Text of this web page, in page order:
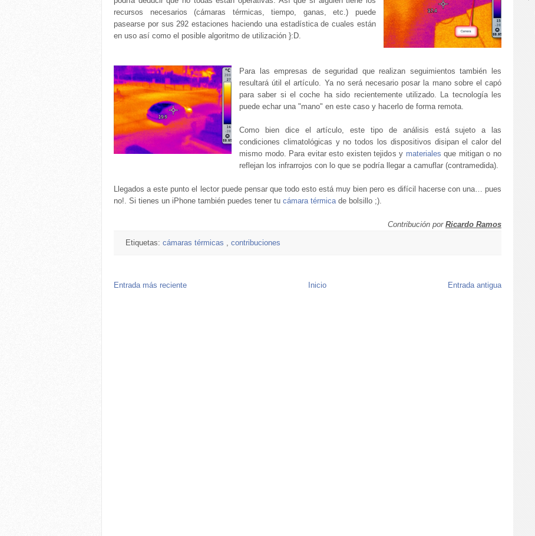
recursos necesarios (cámaras térmicas, tiempo, ganas, etc.) puede
pasearse por sus 292 estaciones haciendo una estadística de cuales están
en uso así como el posible algoritmo de utilización }:D.
Para las empresas de seguridad que realizan seguimientos también les
resultará útil el artículo. Ya no será necesario posar la mano sobre el capó
para saber si el coche ha sido recientemente utilizado. La tecnología les
puede echar una "mano" en este caso y hacerlo de forma remota.
Como bien dice el artículo, este tipo de análisis está sujeto a las
condiciones climatológicas y no todos los dispositivos disipan el calor del
mismo modo. Para evitar esto existen tejidos y materiales que mitigan o no
reflejan los infrarrojos con lo que se podría llegar a camuflar (contramedida).
Llegados a este punto el lector puede pensar que todo esto está muy bien pero es difícil hacerse con una… pues
no!. Si tienes un iPhone también puedes tener tu cámara térmica de bolsillo ;).
Contribución por Ricardo Ramos
Etiquetas: cámaras térmicas contribuciones
Entrada más reciente Entrada antigua
Inicio